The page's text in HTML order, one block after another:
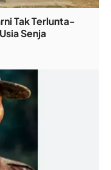
Tak Terlunta-
Senja